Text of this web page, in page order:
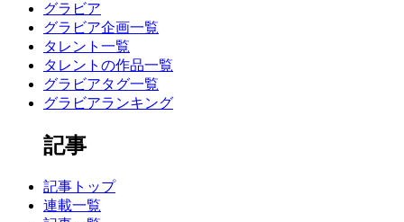
グラビア
グラビア企画一覧
タレント一覧
タレントの作品一覧
グラビアタグ一覧
グラビアランキング
記事
記事トップ
連載一覧